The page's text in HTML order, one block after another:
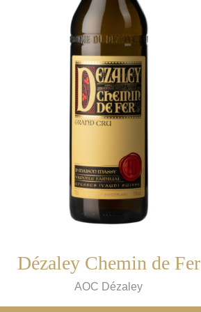
Dézaley Chemin de Fer
AOC Dézaley